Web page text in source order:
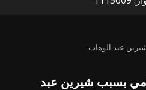
عبد الوهاب
بسبب شيرين عبد